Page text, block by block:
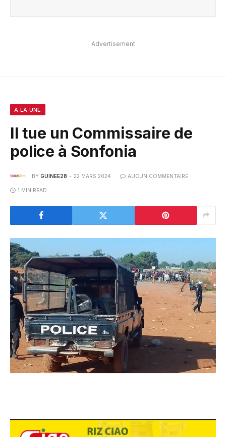
Advertisement
A LA UNE
Il tue un Commissaire de
police à Sonfonia
BY GUINEE28 22 MARS 2024 AUCUN COMMENTAIRE
1 MIN READ